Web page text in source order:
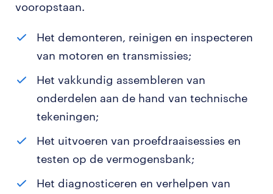
vooropstaan.
Het demonteren, reinigen en inspecteren
van motoren en transmissies;
Het vakkundig assembleren van
onderdelen aan de hand van technische
tekeningen;
Het uitvoeren van proefdraaisessies en
testen op de vermogensbank;
Het diagnosticeren en verhelpen van